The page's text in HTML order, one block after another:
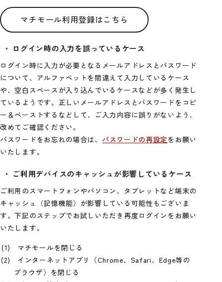
マチモール利用登録はこちら
ログイン時の入力を誤っているケース
ログイン時に入力が必要となるメールアドレスとパスワード
について、アルファベットを間違えて入力しているケース
や、空白スペースが入り込んでいるケースなどが多く発生し
ているようです。正しいメールアドレスとパスワードをコピ
ー＆ペーストするなどして、ご入力内容に誤りがないよう、
改めてご確認ください。
パスワードをお忘れの場合は、 パスワードの再設定をお願い
いたします。
ご利用デバイスのキャッシュが影響しているケース
ご利用のスマートフォンやパソコン、タブレットなど端末の
キャッシュ（記憶機能）が影響している可能性もございま
す。下記のステップでお試しいただき再度ログインをお願い
いたします。
マチモールを閉じる
インターネットアプリ（Chrome、Safari、Edge等の
ブラウザ）を閉じる